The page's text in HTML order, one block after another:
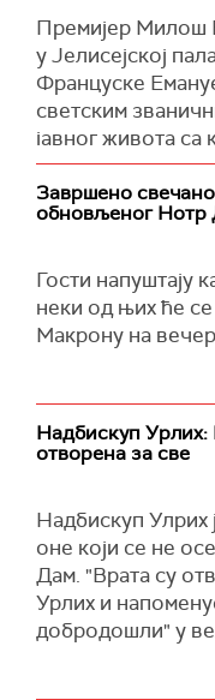
Дам. Отворите
расејану децу
отворио врата
Париски
француског
прве француске
у катедралу.
церемонији
помогли у
оштећена у
су обнављању
уједињени у
"Величина ове
рада свих",
како је рекао,
у француској
Премијер Милош
у Јелисејској
Француске
светским
јавног живота са
Илон Маск.
Председник
разговарао је и
Фелипеом, који
Матилдом.
Вучевић је
катедрале Нотр
Завршено
обновљеног Нотр
Гости напуштају
неки од њих ће
Макрону на
Надбискуп Урлих:
отворена за све
Надбискуп Улрих
оне који се не
Дам. "Врата су
Урлих и
добродошли" у